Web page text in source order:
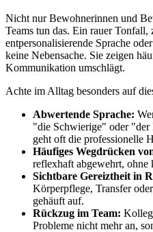
Nicht nur Bewohnerinnen und
Teams tun das. Ein rauer Tonfall,
entpersonalisierende Sprache
keine Nebensache. Sie zeigen
Kommunikation umschlägt.
Achte im Alltag besonders auf
Abwertende Sprache:
"die Schwierige" oder
geht oft die professionelle
Häufiges Wegdrücken
reflexhaft abgewehrt,
Sichtbare Gereiztheit in
Körperpflege, Transfer
gehäuft auf.
Rückzug im Team:
Probleme nicht mehr an,